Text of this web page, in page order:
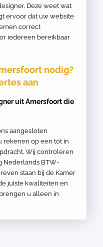
Deze weet wat
ervoor dat uw website
correct
iedereen bereikbaar
nodig?
aan
uit Amersfoort die
aangesloten
rekenen op een tot in
Wij controleren
Nederlands BTW-
staan bij de Kamer
juiste kwaliteiten en
u alleen in